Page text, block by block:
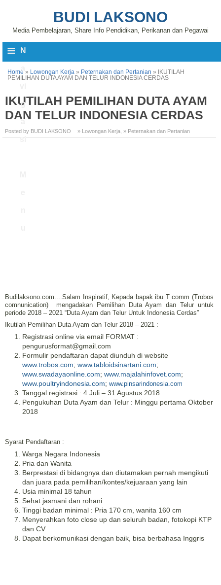
BUDI LAKSONO
Media Pembelajaran, Share Info Pendidikan, Perikanan dan Pegawai
≡ N
vi
g
a
si
Home » Lowongan Kerja » Peternakan dan Pertanian »
IKUTILAH
PEMILIHAN DUTA AYAM DAN TELUR INDONESIA CERDAS
IKUTILAH PEMILIHAN DUTA AYAM
DAN TELUR INDONESIA CERDAS
Posted by BUDI LAKSONO » Lowongan Kerja » Peternakan dan Pertanian
Budilaksono.com....Salam Inspiratif, Kepada bapak ibu T comm (Trobos
comnunication)
mengadakan Pemilihan Duta Ayam dan Telur untuk
periode 2018 – 2021 “Duta Ayam dan Telur Untuk Indonesia Cerdas”
Ikutilah Pemilihan Duta Ayam dan Telur 2018 – 2021 :
Registrasi online via email FORMAT :
pengurusformat@gmail.com
Formulir pendaftaran dapat diunduh di website
www.trobos.com; www.tabloidsinartani.com;
www.swadayaonline.com; www.majalahinfovet.com;
www.poultryindonesia.com; www.pinsarindonesia.com
Tanggal registrasi : 4 Juli – 31 Agustus 2018
Pengukuhan Duta Ayam dan Telur : Minggu pertama Oktober
2018
Syarat Pendaftaran :
Warga Negara Indonesia
Pria dan Wanita
Berprestasi di bidangnya dan diutamakan pernah mengikuti
dan juara pada pemilihan/kontes/kejuaraan yang lain
Usia minimal 18 tahun
Sehat jasmani dan rohani
Tinggi badan minimal : Pria 170 cm, wanita 160 cm
Menyerahkan foto close up dan seluruh badan, fotokopi KTP
dan CV
Dapat berkomunikasi dengan baik, bisa berbahasa Inggris